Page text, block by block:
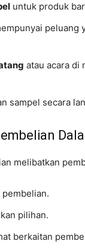
untuk produk
peluang
atau acara di
sampel secara
melibatkan
pilihan.
berkaitan